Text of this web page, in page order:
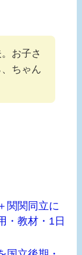
お子さ
ちゃん
関関同立に
・教材・1日